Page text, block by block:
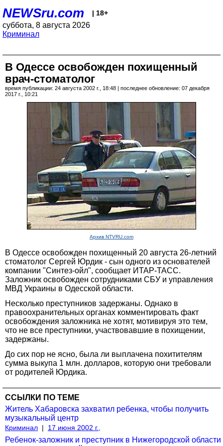
NEWSru.com | 18+
суббота, 8 августа 2026
Криминал
В Одессе освобожден похищенный
врач-стоматолог
время публикации: 24 августа 2002 г., 18:48 | последнее обновление: 07 декабря
2017 г., 10:21
Архив NTVRU.com
В Одессе освобожден похищенный 20 августа 26-летний
стоматолог Сергей Юрдик - сын одного из основателей
компании "Синтез-ойл", сообщает ИТАР-ТАСС.
Заложник освобожден сотрудниками СБУ и управления
МВД Украины в Одесской области.
Несколько преступников задержаны. Однако в
правоохранительных органах комментировать факт
освобождения заложника не хотят, мотивируя это тем,
что не все преступники, участвовавшие в похищении,
задержаны.
До сих пор не ясно, была ли выплачена похитителям
сумма выкупа 1 млн. долларов, которую они требовали
от родителей Юрдика.
ССЫЛКИ ПО ТЕМЕ
Житель Хабаровска захватил ребенка, чтобы получить
музыкальный центр
Криминал | 17 июня 2002 г.,
Ребенок-заложник и преступник в Нижегородской области